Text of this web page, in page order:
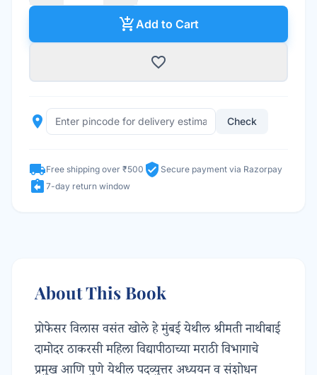
add_shopping_cartAdd to Cart
favorite_border
place Check
local_shippingFree shipping over ₹500 verified_user Secure payment via Razorpay
assignment_return 7-day return window
About This Book
प्रोफेसर विलास वसंत खोले हे मुंबई येथील श्रीमती नाथीबाई
दामोदर ठाकरसी महिला विद्यापीठाच्या मराठी विभागाचे